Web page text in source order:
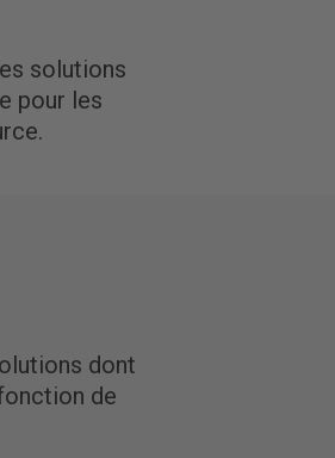
solutions
pour les
dont
de